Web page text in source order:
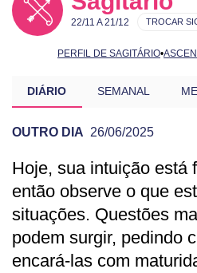
22/11 A 21/12
PERFIL DE SAGITÁRIO•
TROCAR
DIÁRIO SEMANAL
OUTRO DIA 26/06/2025
PREVISÃO DE
Hoje, sua intuição está
então observe o que
situações. Questões
podem surgir, pedindo
encará-las com